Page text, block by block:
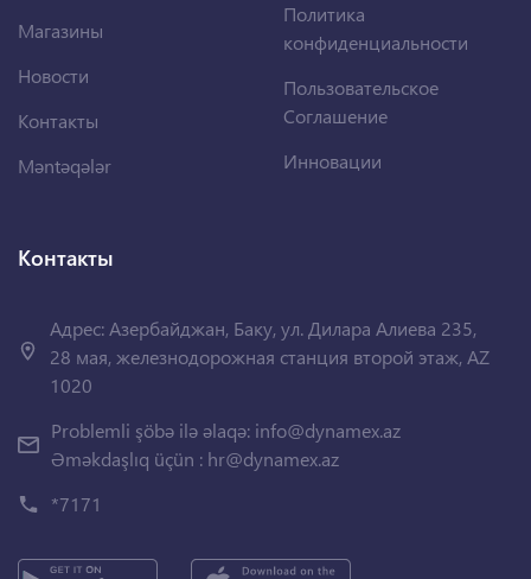
Магазины
Новости
Контакты
Məntəqələr
Политика
конфиденциальности
Пользовательское
Соглашение
Инновации
Контакты
Адрес: Азербайджан, Баку, ул. Дилара Алиева 235,
28 мая, железнодорожная станция второй этаж, AZ
1020
Problemli şöbə ilə əlaqə: info@dynamex.az
Əməkdaşlıq üçün : hr@dynamex.az
*7171